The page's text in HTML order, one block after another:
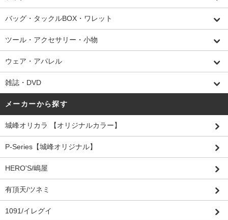
バッグ・タックルBOX・ワレット
ツール・アクセサリー・小物
ウェア・アパレル
雑誌・DVD
メーカーから探す
城峰オリカラ 【オリジナルカラー】
P-Series【城峰オリジナル】
HERO'S/嶋屋
有頂天/ツネミ
1091/イレグイ